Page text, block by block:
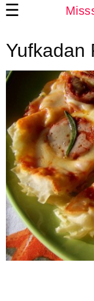
☰
Yufkadan